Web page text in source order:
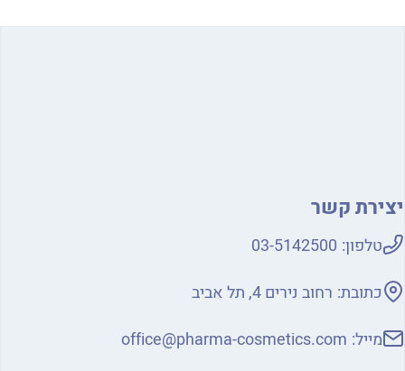
קשר
טלפון: 03-5142500
כתובת: רחוב נירים 4, תל אביב
מייל:office@pharma-cosmetics.com